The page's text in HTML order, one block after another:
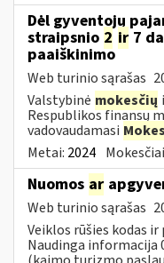
Dėl gyventojų
straipsnio 2 ir 7
paaiškinimo
Web turinio sąrašas
Valstybinė mokesčių
Respublikos finansų
vadovaudamasi
Metai: 2024
Nuomos ar
Web turinio sąrašas
Veiklos rūšies kodas
Naudinga informacija